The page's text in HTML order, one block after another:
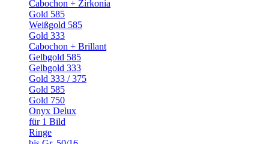
Cabochon + Zirkonia
Gold 585
Weißgold 585
Gold 333
Cabochon + Brillant
Gelbgold 585
Gelbgold 333
Gold 333 / 375
Gold 585
Gold 750
Onyx Delux
für 1 Bild
Ringe